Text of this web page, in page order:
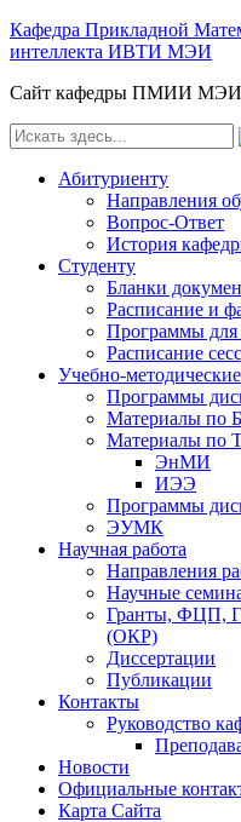
Кафедра Прикладной
интеллекта ИВТИ МЭИ
Сайт кафедры ПМИИ МЭИ
Абитуриенту
Направления
Вопрос-Ответ
История
Студенту
Бланки
Расписание и
Программы для
Расписание
Учебно-
Программы
Материалы по
Материалы по
ЭнМИ
ИЭЭ
Программы
ЭУМК
Научная работа
Направления
Научные
Гранты, ФЦП,
(ОКР)
Диссертации
Публикации
Контакты
Руководство
Новости
Официальные
Карта Сайта